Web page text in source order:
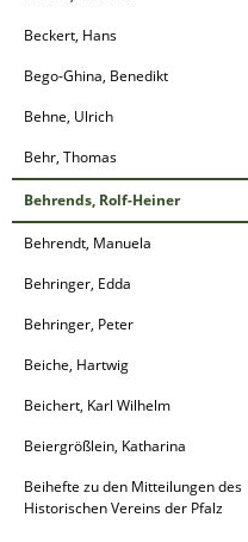
Beckert, Hans
Bego-Ghina, Benedikt
Behne, Ulrich
Behr, Thomas
Behrends, Rolf-Heiner
Behrendt, Manuela
Behringer, Edda
Behringer, Peter
Beiche, Hartwig
Beichert, Karl Wilhelm
Beiergrößlein, Katharina
Beihefte zu den Mitteilungen des
Historischen Vereins der Pfalz